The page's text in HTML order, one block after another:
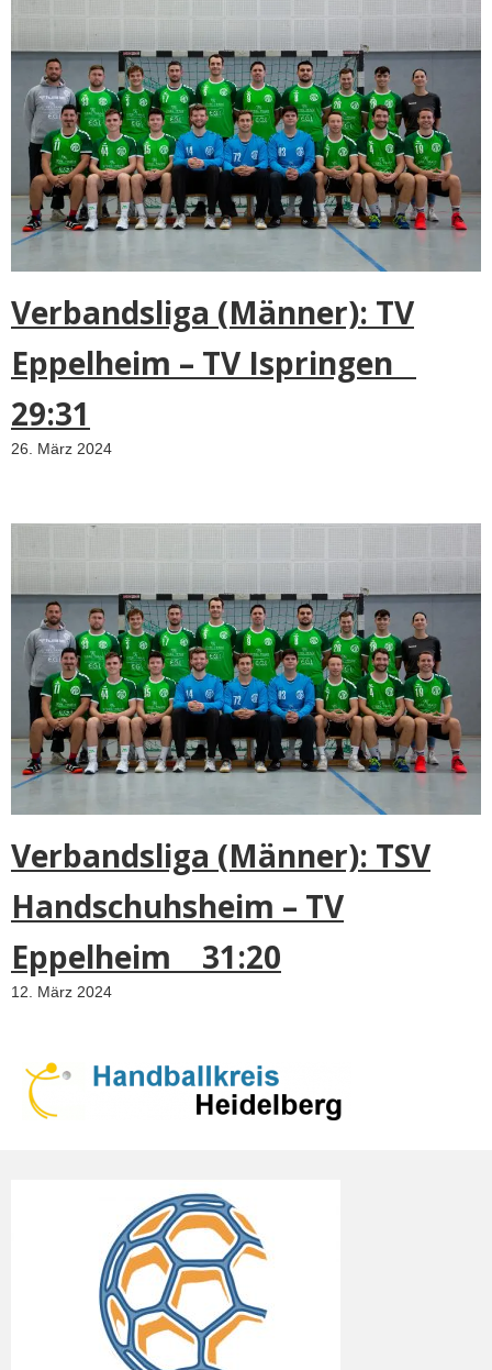
Verbandsliga (Männer): TV
Eppelheim – TV Ispringen
29:31
26. März 2024
Verbandsliga (Männer): TSV
Handschuhsheim – TV
Eppelheim 31:20
12. März 2024